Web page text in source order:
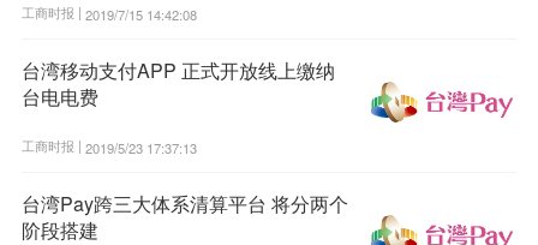
工商时报 | 2019/7/15 14:42:08
台湾移动支付APP 正式开放线上缴纳
台电电费
工商时报 | 2019/5/23 17:37:13
台湾Pay跨三大体系清算平台 将分两个
阶段搭建